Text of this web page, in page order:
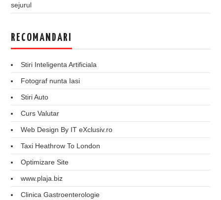
sejurul
RECOMANDARI
Stiri Inteligenta Artificiala
Fotograf nunta Iasi
Stiri Auto
Curs Valutar
Web Design By IT eXclusiv.ro
Taxi Heathrow To London
Optimizare Site
www.plaja.biz
Clinica Gastroenterologie